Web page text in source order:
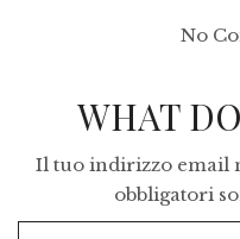
No
WHAT
Il tuo indirizzo email
obbligatori